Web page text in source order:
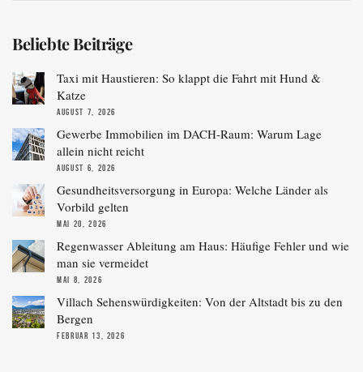
Beliebte Beiträge
Taxi mit Haustieren: So klappt die Fahrt mit Hund &
Katze
AUGUST 7, 2026
Gewerbe Immobilien im DACH-Raum: Warum Lage
allein nicht reicht
AUGUST 6, 2026
Gesundheitsversorgung in Europa: Welche Länder als
Vorbild gelten
MAI 20, 2026
Regenwasser Ableitung am Haus: Häufige Fehler und wie
man sie vermeidet
MAI 8, 2026
Villach Sehenswürdigkeiten: Von der Altstadt bis zu den
Bergen
FEBRUAR 13, 2026